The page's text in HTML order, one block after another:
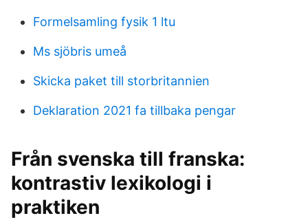
Formelsamling fysik 1 ltu
Ms sjöbris umeå
Skicka paket till storbritannien
Deklaration 2021 fa tillbaka pengar
Från svenska till franska:
kontrastiv lexikologi i
praktiken